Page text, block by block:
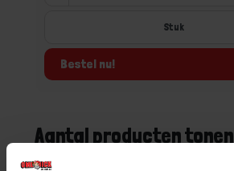
Bestel nu!
Aantal producten tonen